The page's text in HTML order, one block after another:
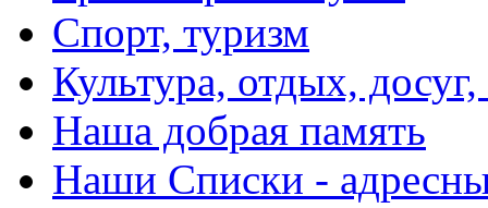
Спорт, туризм
Культура, отдых,
Наша добрая память
Наши Списки -